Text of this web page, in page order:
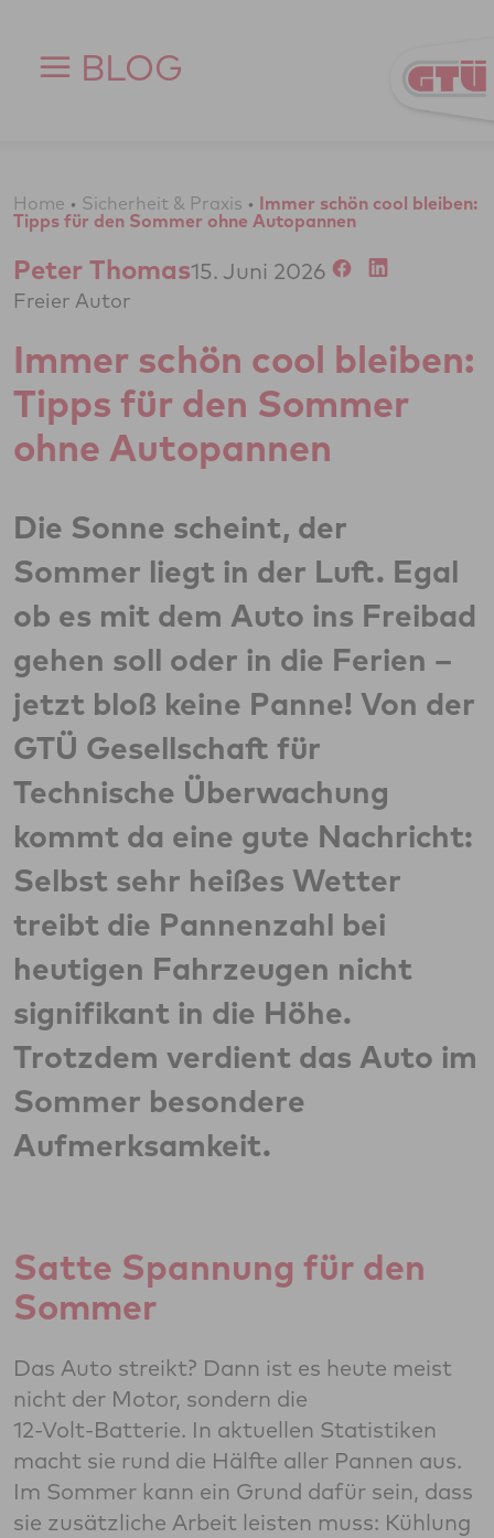
BLOG
Home • Sicherheit & Praxis • Immer schön cool bleiben:
Tipps für den Sommer ohne Autopannen
Peter Thomas
Freier Autor
15. Juni 2026
Immer schön cool bleiben:
Tipps für den Sommer
ohne Autopannen
Die Sonne scheint, der
Sommer liegt in der Luft. Egal
ob es mit dem Auto ins Freibad
gehen soll oder in die Ferien –
jetzt bloß keine Panne! Von der
GTÜ Gesellschaft für
Technische Überwachung
kommt da eine gute Nachricht:
Selbst sehr heißes Wetter
treibt die Pannenzahl bei
heutigen Fahrzeugen nicht
signifikant in die Höhe.
Trotzdem verdient das Auto im
Sommer besondere
Aufmerksamkeit.
Satte Spannung für den
Sommer
Das Auto streikt? Dann ist es heute meist
nicht der Motor, sondern die
12‑Volt‑Batterie. In aktuellen Statistiken
macht sie rund die Hälfte aller Pannen aus.
Im Sommer kann ein Grund dafür sein, dass
sie zusätzliche Arbeit leisten muss: Kühlung